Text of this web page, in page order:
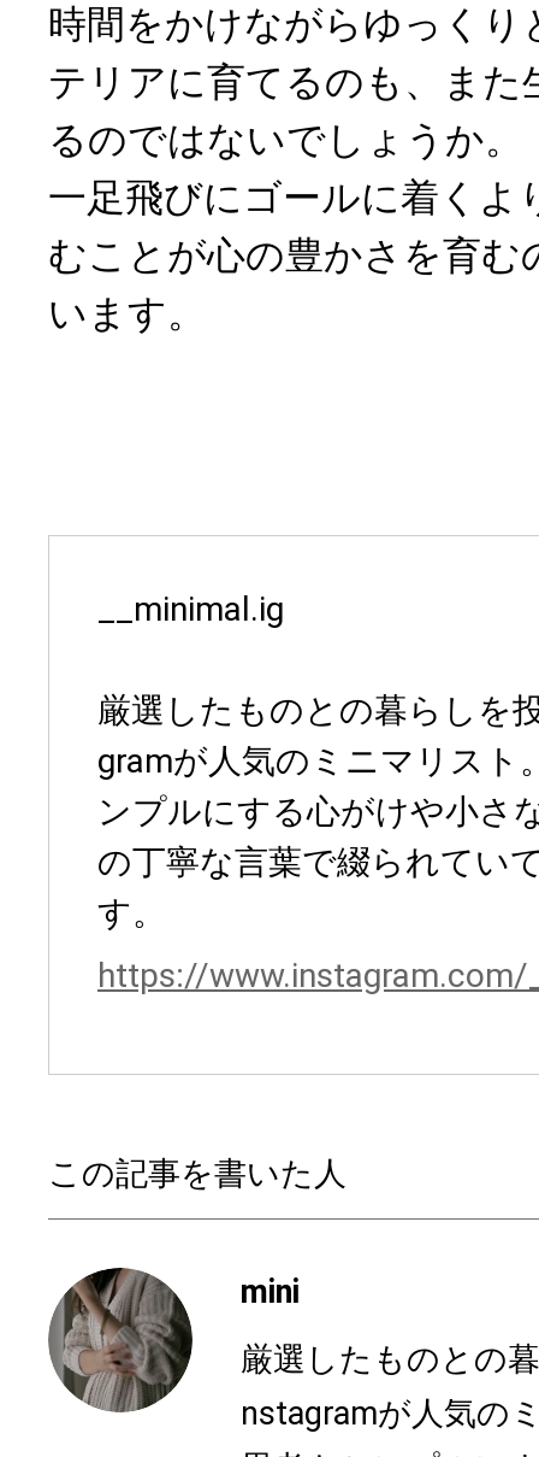
時間をかけながらゆっくり
テリアに育てるのも、また
るのではないでしょうか。
一足飛びにゴールに着くよ
むことが心の豊かさを育む
います。
__minimal.ig
厳選したものとの暮らしを
gramが人気のミニマリスト
ンプルにする心がけや小さ
の丁寧な言葉で綴られてい
す。
https://www.instagram.com/
この記事を書いた人
mini
厳選したものとの
nstagramが人気の